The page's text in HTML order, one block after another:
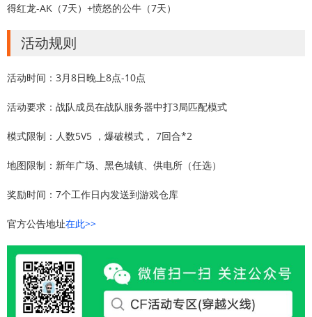
得红龙-AK（7天）+愤怒的公牛（7天）
活动规则
活动时间：3月8日晚上8点-10点
活动要求：战队成员在战队服务器中打3局匹配模式
模式限制：人数5V5 ，爆破模式， 7回合*2
地图限制：新年广场、黑色城镇、供电所（任选）
奖励时间：7个工作日内发送到游戏仓库
官方公告地址在此>>